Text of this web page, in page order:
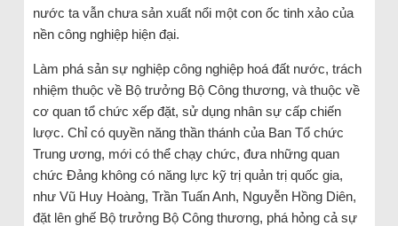
nước ta vẫn chưa sản xuất nổi một con ốc tinh xảo của
nền công nghiệp hiện đại.
Làm phá sản sự nghiệp công nghiệp hoá đất nước, trách
nhiệm thuộc về Bộ trưởng Bộ Công thương, và thuộc về
cơ quan tổ chức xếp đặt, sử dụng nhân sự cấp chiến
lược. Chỉ có quyền năng thần thánh của Ban Tổ chức
Trung ương, mới có thể chạy chức, đưa những quan
chức Đảng không có năng lực kỹ trị quản trị quốc gia,
như Vũ Huy Hoàng, Trần Tuấn Anh, Nguyễn Hồng Diên,
đặt lên ghế Bộ trưởng Bộ Công thương, phá hỏng cả sự